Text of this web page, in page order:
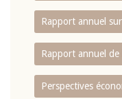
Rapport annuel
Rapport annuel de
Perspectives